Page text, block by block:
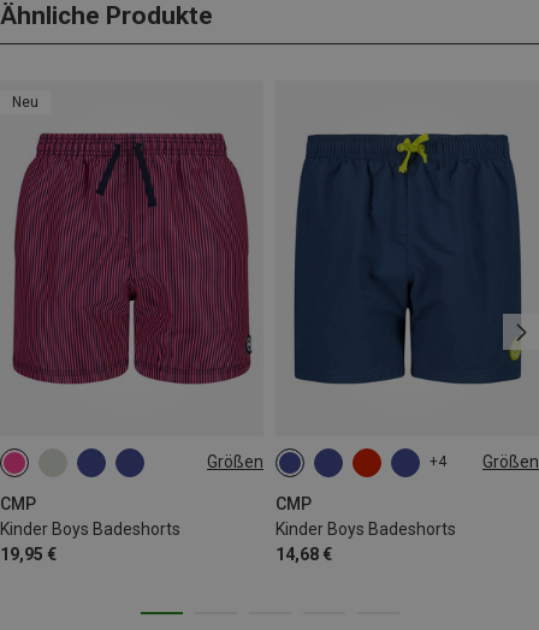
Ähnliche Produkte
Neu
Größen
CMP
Kinder Boys Badeshorts
19,95 €
+4 Größen
CMP
Kinder Boys Badeshorts
14,68 €
98 140 152
176